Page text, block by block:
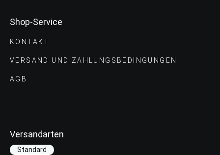
Shop-Service
KONTAKT
VERSAND UND ZAHLUNGS­BEDINGUNGEN
AGB
Versandarten
Standard